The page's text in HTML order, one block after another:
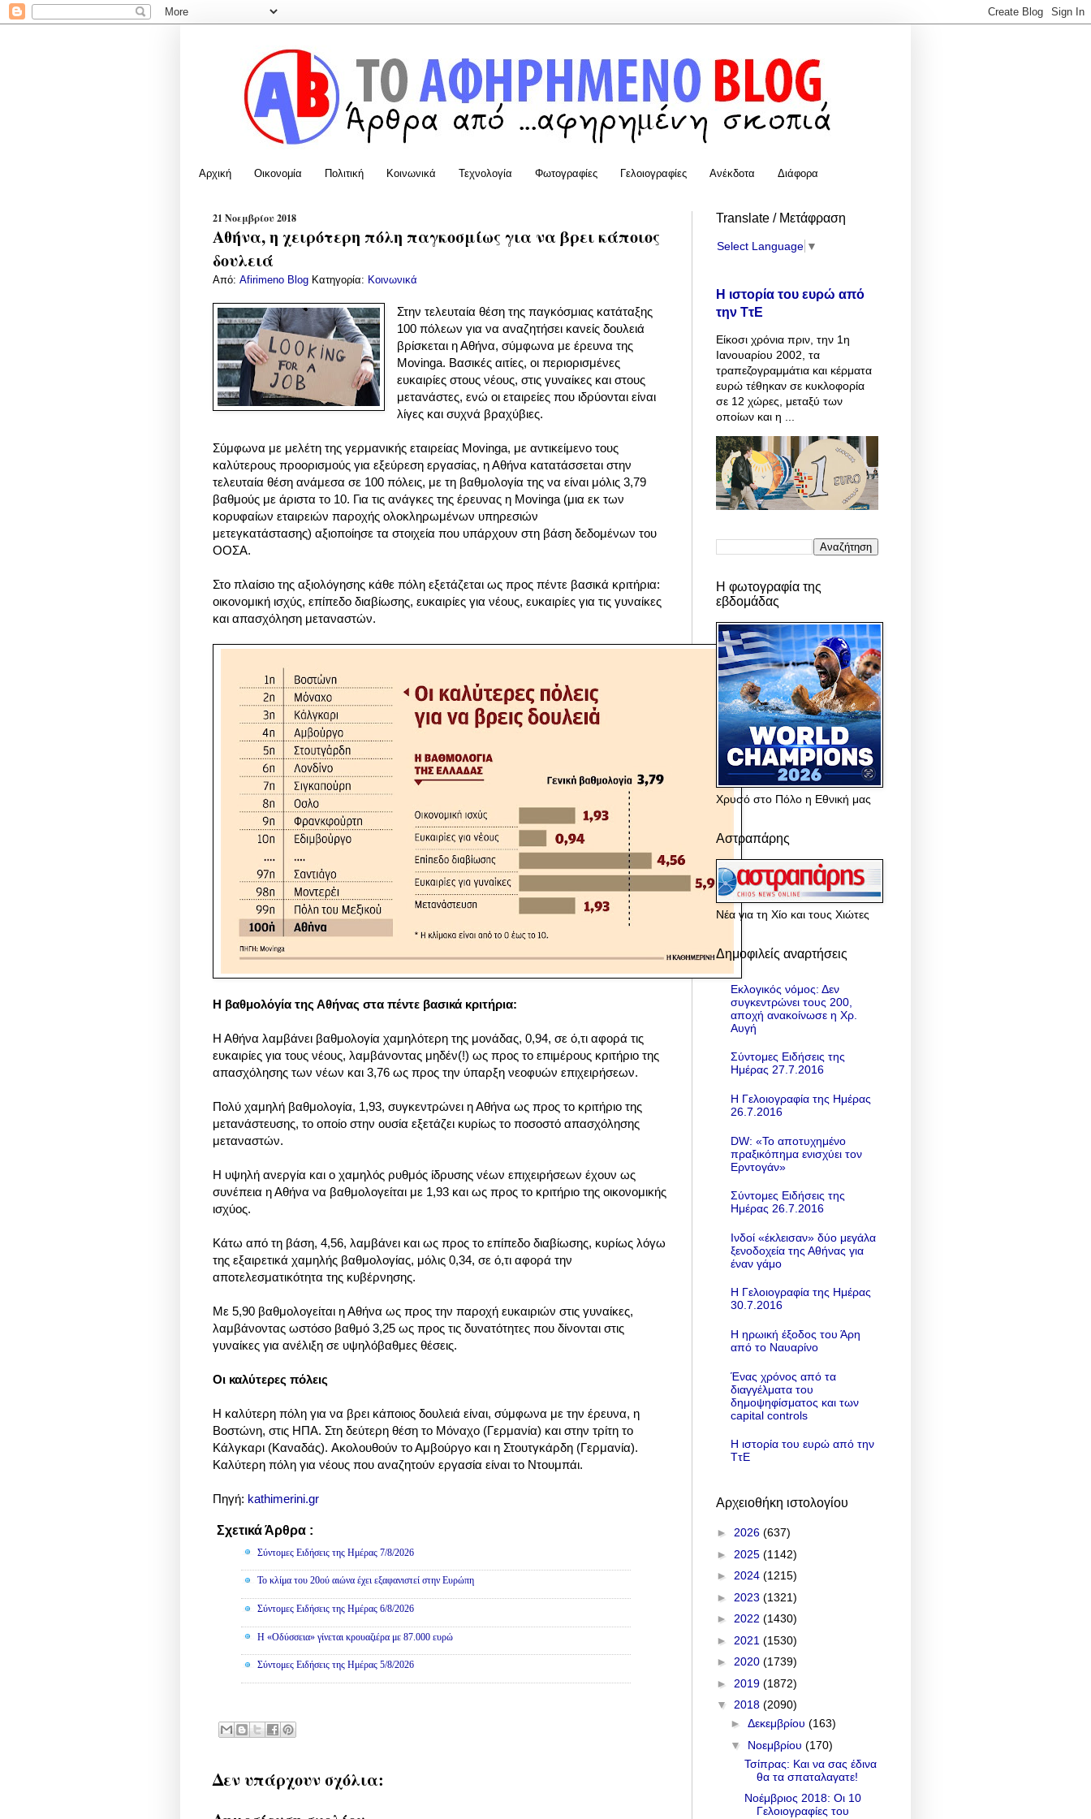
Αρχική Οικονομία Πολιτική Κοινωνικά Τεχνολογία Φωτογραφίες Γελοιογραφίες Ανέκδοτα Διάφορα
21 Νοεμβρίου 2018
Αθήνα, η χειρότερη πόλη παγκοσμίως για να βρει κάποιος
δουλειά
Από: Afirimeno Blog Κατηγορία: Κοινωνικά
Στην τελευταία θέση της παγκόσμιας κατάταξης
100 πόλεων για να αναζητήσει κανείς δουλειά
βρίσκεται η Αθήνα, σύμφωνα με έρευνα της
Movinga. Βασικές αιτίες, οι περιορισμένες
ευκαιρίες στους νέους, στις γυναίκες και στους
μετανάστες, ενώ οι εταιρείες που ιδρύονται είναι
λίγες και συχνά βραχύβιες.
Σύμφωνα με μελέτη της γερμανικής εταιρείας Movinga, με αντικείμενο τους
καλύτερους προορισμούς για εξεύρεση εργασίας, η Αθήνα κατατάσσεται στην
τελευταία θέση ανάμεσα σε 100 πόλεις, με τη βαθμολογία της να είναι μόλις 3,79
βαθμούς με άριστα το 10. Για τις ανάγκες της έρευνας η Movinga (μια εκ των
κορυφαίων εταιρειών παροχής ολοκληρωμένων υπηρεσιών
μετεγκατάστασης) αξιοποίησε τα στοιχεία που υπάρχουν στη βάση δεδομένων του
ΟΟΣΑ.
Στο πλαίσιο της αξιολόγησης κάθε πόλη εξετάζεται ως προς πέντε βασικά κριτήρια:
οικονομική ισχύς, επίπεδο διαβίωσης, ευκαιρίες για νέους, ευκαιρίες για τις γυναίκες
και απασχόληση μεταναστών.
Η βαθμολόγία της Αθήνας στα πέντε βασικά κριτήρια:
Η Αθήνα λαμβάνει βαθμολογία χαμηλότερη της μονάδας, 0,94, σε ό,τι αφορά τις
ευκαιρίες για τους νέους, λαμβάνοντας μηδέν(!) ως προς το επιμέρους κριτήριο της
απασχόλησης των νέων και 3,76 ως προς την ύπαρξη νεοφυών επιχειρήσεων.
Πολύ χαμηλή βαθμολογία, 1,93, συγκεντρώνει η Αθήνα ως προς το κριτήριο της
μετανάστευσης, το οποίο στην ουσία εξετάζει κυρίως το ποσοστό απασχόλησης
μεταναστών.
Η υψηλή ανεργία και ο χαμηλός ρυθμός ίδρυσης νέων επιχειρήσεων έχουν ως
συνέπεια η Αθήνα να βαθμολογείται με 1,93 και ως προς το κριτήριο της οικονομικής
ισχύος.
Κάτω από τη βάση, 4,56, λαμβάνει και ως προς το επίπεδο διαβίωσης, κυρίως λόγω
της εξαιρετικά χαμηλής βαθμολογίας, μόλις 0,34, σε ό,τι αφορά την
αποτελεσματικότητα της κυβέρνησης.
Με 5,90 βαθμολογείται η Αθήνα ως προς την παροχή ευκαιριών στις γυναίκες,
λαμβάνοντας ωστόσο βαθμό 3,25 ως προς τις δυνατότητες που δίνονται στις
γυναίκες για ανέλιξη σε υψηλόβαθμες θέσεις.
Οι καλύτερες πόλεις
Η καλύτερη πόλη για να βρει κάποιος δουλειά είναι, σύμφωνα με την έρευνα, η
Βοστώνη, στις ΗΠΑ. Στη δεύτερη θέση το Μόναχο (Γερμανία) και στην τρίτη το
Κάλγκαρι (Καναδάς). Ακολουθούν το Αμβούργο και η Στουτγκάρδη (Γερμανία).
Καλύτερη πόλη για νέους που αναζητούν εργασία είναι το Ντουμπάι.
Πηγή: kathimerini.gr
Σχετικά Άρθρα :
Σύντομες Ειδήσεις της Ημέρας 7/8/2026
Το κλίμα του 20ού αιώνα έχει εξαφανιστεί στην Ευρώπη
Σύντομες Ειδήσεις της Ημέρας 6/8/2026
Η «Οδύσσεια» γίνεται κρουαζιέρα με 87.000 ευρώ
Σύντομες Ειδήσεις της Ημέρας 5/8/2026
Δεν υπάρχουν σχόλια:
Translate / Μετάφραση
Select Language ▼
Η ιστορία του ευρώ από
την ΤτΕ
Είκοσι χρόνια πριν, την 1η
Ιανουαρίου 2002, τα
τραπεζογραμμάτια και κέρματα
ευρώ τέθηκαν σε κυκλοφορία
σε 12 χώρες, μεταξύ των
οποίων και η ...
Η φωτογραφία της
εβδομάδας
Χρυσό στο Πόλο η Εθνική μας
Αστραπάρης
Νέα για τη Χίο και τους Χιώτες
Δημοφιλείς αναρτήσεις
Εκλογικός νόμος: Δεν
συγκεντρώνει τους 200,
αποχή ανακοίνωσε η Χρ.
Αυγή
Σύντομες Ειδήσεις της
Ημέρας 27.7.2016
Η Γελοιογραφία της Ημέρας
26.7.2016
DW: «To αποτυχημένο
πραξικόπημα ενισχύει τον
Ερντογάν»
Σύντομες Ειδήσεις της
Ημέρας 26.7.2016
Ινδοί «έκλεισαν» δύο μεγάλα
ξενοδοχεία της Αθήνας για
έναν γάμο
Η Γελοιογραφία της Ημέρας
30.7.2016
Η ηρωική έξοδος του Άρη
από το Ναυαρίνο
Ένας χρόνος από τα
διαγγέλματα του
δημοψηφίσματος και των
capital controls
Η ιστορία του ευρώ από την
ΤτΕ
Αρχειοθήκη ιστολογίου
► 2026 (637)
► 2025 (1142)
► 2024 (1215)
► 2023 (1321)
► 2022 (1430)
► 2021 (1530)
► 2020 (1739)
► 2019 (1872)
▼ 2018 (2090)
► Δεκεμβρίου (163)
▼ Νοεμβρίου (170)
Τσίπρας: Και να σας έδινα
θα τα σπαταλαγατε!
Νοέμβριος 2018: Οι 10
Γελοιογραφίες του